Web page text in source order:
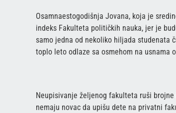
Osamnaestogodišnja Jovana, koja je
indeks Fakulteta političkih nauka, jer je
samo jedna od nekoliko hiljada studenata
toplo leto odlaze sa osmehom na
Neupisivanje željenog fakulteta ruši
nemaju novac da upišu dete na privatni